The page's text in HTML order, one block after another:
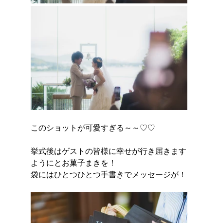
このショットが可愛すぎる～～♡♡
挙式後はゲストの皆様に幸せが行き届きます
ようにとお菓子まきを！
袋にはひとつひとつ手書きでメッセージが！